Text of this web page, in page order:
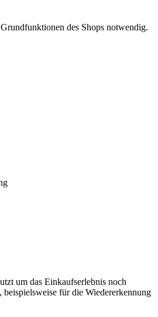
des Shops notwendig.
um das Einkaufserlebnis noch
beispielsweise für die Wiedererkennung